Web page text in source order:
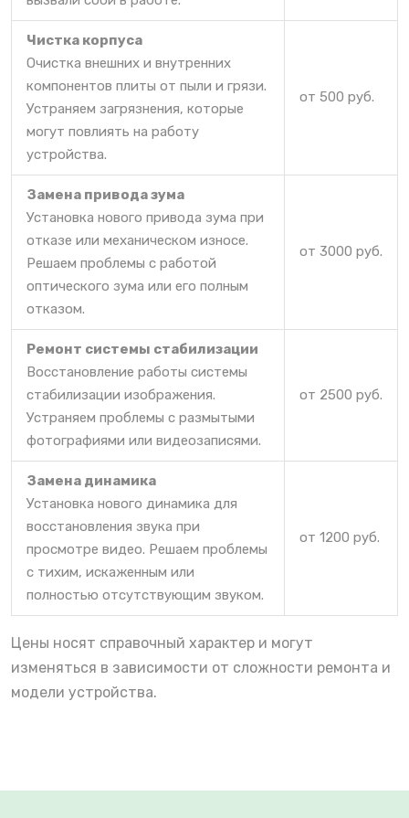
Чистка корпуса
Очистка внешних и внутренних
компонентов плиты от пыли и грязи.
Устраняем загрязнения, которые
могут повлиять на работу
устройства.
от 500 руб.
Замена привода зума
Установка нового привода зума при
отказе или механическом износе.
Решаем проблемы с работой
оптического зума или его полным
отказом.
от 3000 руб.
Ремонт системы стабилизации
Восстановление работы системы
стабилизации изображения.
Устраняем проблемы с размытыми
фотографиями или видеозаписями.
от 2500 руб.
Замена динамика
Установка нового динамика для
восстановления звука при
просмотре видео. Решаем проблемы
с тихим, искаженным или
полностью отсутствующим звуком.
от 1200 руб.
Цены носят справочный характер и могут
изменяться в зависимости от сложности ремонта и
модели устройства.